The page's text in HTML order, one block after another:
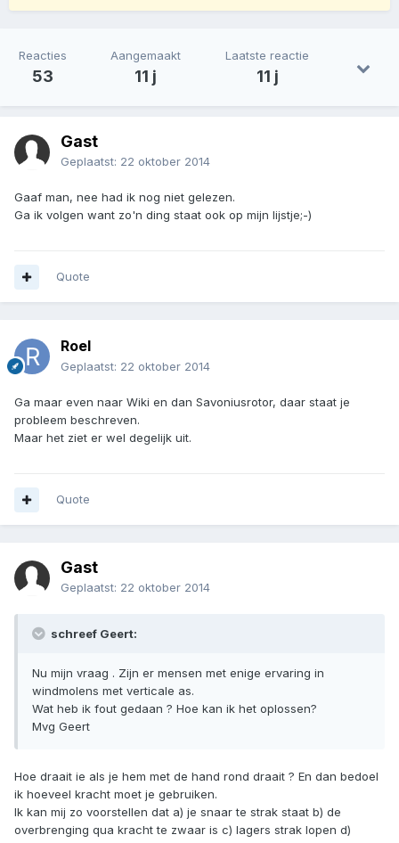
Reacties
53
Aangemaakt
11 j
Laatste reactie
11 j
Gast
Geplaatst: 22 oktober 2014
Gaaf man, nee had ik nog niet gelezen.
Ga ik volgen want zo'n ding staat ook op mijn lijstje;-)
Quote
Roel
Geplaatst: 22 oktober 2014
Ga maar even naar Wiki en dan Savoniusrotor, daar staat je
probleem beschreven.
Maar het ziet er wel degelijk uit.
Quote
Gast
Geplaatst: 22 oktober 2014
schreef Geert:
Nu mijn vraag . Zijn er mensen met enige ervaring in
windmolens met verticale as.
Wat heb ik fout gedaan ? Hoe kan ik het oplossen?
Mvg Geert
Hoe draait ie als je hem met de hand rond draait ? En dan bedoel
ik hoeveel kracht moet je gebruiken.
Ik kan mij zo voorstellen dat a) je snaar te strak staat b) de
overbrenging qua kracht te zwaar is c) lagers strak lopen d)